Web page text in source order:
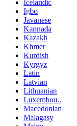
Icelandic
Igbo
Javanese
Kannada
Kazakh
Khmer
Kurdish
Kyrgyz
Latin
Latvian
Lithuanian
Luxembou..
Macedonian
Malagasy